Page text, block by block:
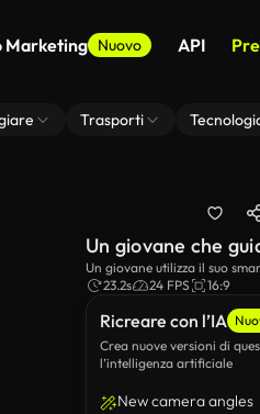
Marketing Nuovo API
Trasporti
Ricreare con l’IA
Crea nuove versioni di
l’intelligenza artificiale
New camera angles
Un giovane che
Un giovane utilizza il suo
23.2s
24 FPS 16:9